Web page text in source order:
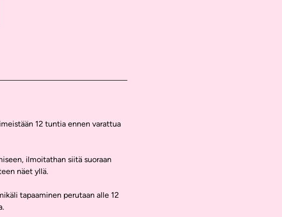
12 tuntia ennen varattua
ilmoitathan siitä suoraan
näet yllä.
tapaaminen perutaan alle 12